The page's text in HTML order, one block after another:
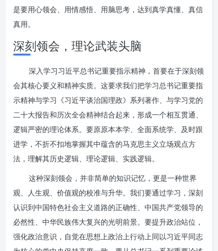
是要用心领会、用情感悟、用脑思考，达到真学真懂、真信
真用。
深刻领会，理论武装头脑
深入学习习近平总书记重要指示精神，首要在于深刻领
会其核心要义和精神实质。这要求我们把学习总书记重要指
示精神与学习《习近平谈治国理政》系列著作、与学习党的
二十大报告和历次全会精神结合起来，形成一个相互贯通、
逻辑严密的理论体系。要原原本本学、全面系统学、及时跟
进学，不折不扣地掌握其中蕴含的马克思主义立场观点方
法，理解其历史逻辑、理论逻辑、实践逻辑。
这种深刻领会，并非简单的知识记忆，更是一种世界
观、人生观、价值观的校准与升华。我们要通过学习，深刻
认识到中国特色社会主义道路的正确性、中国共产党领导的
必然性、中华民族伟大复兴的光明前景。要提升政治站位，
强化政治意识，自觉在思想上政治上行动上同以习近平同志